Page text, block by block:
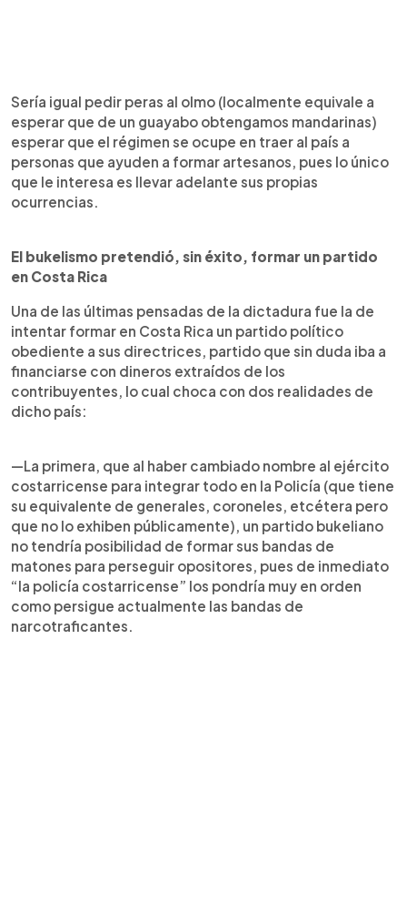
Sería igual pedir peras al olmo (localmente equivale a
esperar que de un guayabo obtengamos mandarinas)
esperar que el régimen se ocupe en traer al país a
personas que ayuden a formar artesanos, pues lo único
que le interesa es llevar adelante sus propias
ocurrencias.
El bukelismo pretendió, sin éxito, formar un partido
en Costa Rica
Una de las últimas pensadas de la dictadura fue la de
intentar formar en Costa Rica un partido político
obediente a sus directrices, partido que sin duda iba a
financiarse con dineros extraídos de los
contribuyentes, lo cual choca con dos realidades de
dicho país:
—La primera, que al haber cambiado nombre al ejército
costarricense para integrar todo en la Policía (que tiene
su equivalente de generales, coroneles, etcétera pero
que no lo exhiben públicamente), un partido bukeliano
no tendría posibilidad de formar sus bandas de
matones para perseguir opositores, pues de inmediato
“la policía costarricense” los pondría muy en orden
como persigue actualmente las bandas de
narcotraficantes.